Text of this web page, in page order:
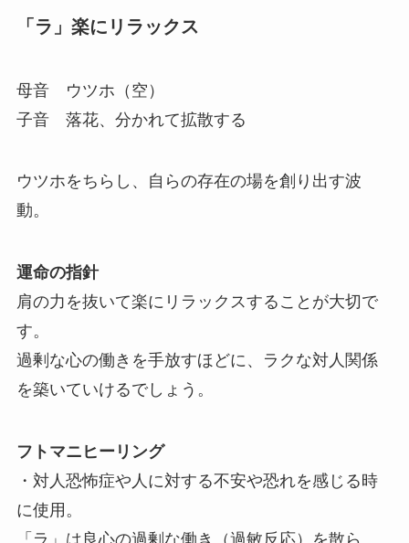
「ラ」楽にリラックス
母音 ウツホ（空）
子音 落花、分かれて拡散する
ウツホをちらし、自らの存在の場を創り出す波
動。
運命の指針
肩の力を抜いて楽にリラックスすることが大切で
す。
過剰な心の働きを手放すほどに、ラクな対人関係
を築いていけるでしょう。
フトマニヒーリング
・対人恐怖症や人に対する不安や恐れを感じる時
に使用。